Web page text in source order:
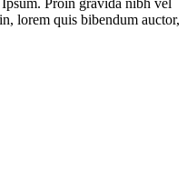
lorem quis bibendum auctor,